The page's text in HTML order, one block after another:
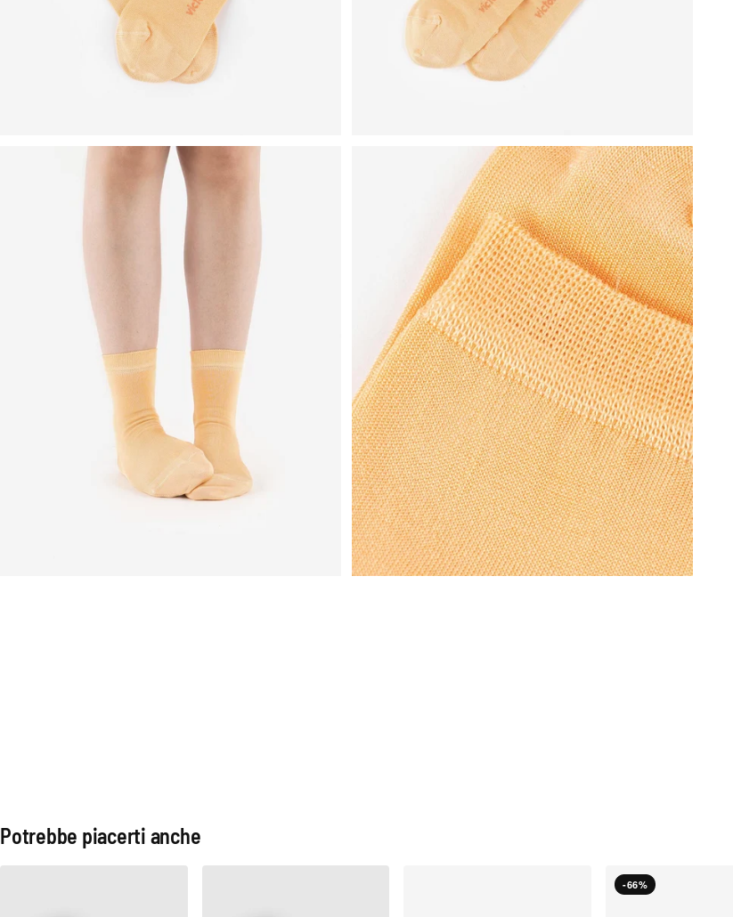
Potrebbe piacerti anche
-66%